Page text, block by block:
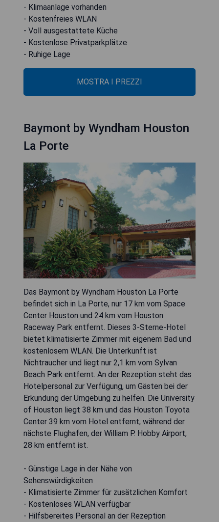
- Klimaanlage vorhanden
- Kostenfreies WLAN
- Voll ausgestattete Küche
- Kostenlose Privatparkplätze
- Ruhige Lage
MOSTRA I PREZZI
Baymont by Wyndham Houston
La Porte
Das Baymont by Wyndham Houston La Porte
befindet sich in La Porte, nur 17 km vom Space
Center Houston und 24 km vom Houston
Raceway Park entfernt. Dieses 3-Sterne-Hotel
bietet klimatisierte Zimmer mit eigenem Bad und
kostenlosem WLAN. Die Unterkunft ist
Nichtraucher und liegt nur 2,1 km vom Sylvan
Beach Park entfernt. An der Rezeption steht das
Hotelpersonal zur Verfügung, um Gästen bei der
Erkundung der Umgebung zu helfen. Die University
of Houston liegt 38 km und das Houston Toyota
Center 39 km vom Hotel entfernt, während der
nächste Flughafen, der William P. Hobby Airport,
28 km entfernt ist.
- Günstige Lage in der Nähe von
Sehenswürdigkeiten
- Klimatisierte Zimmer für zusätzlichen Komfort
- Kostenloses WLAN verfügbar
- Hilfsbereites Personal an der Rezeption